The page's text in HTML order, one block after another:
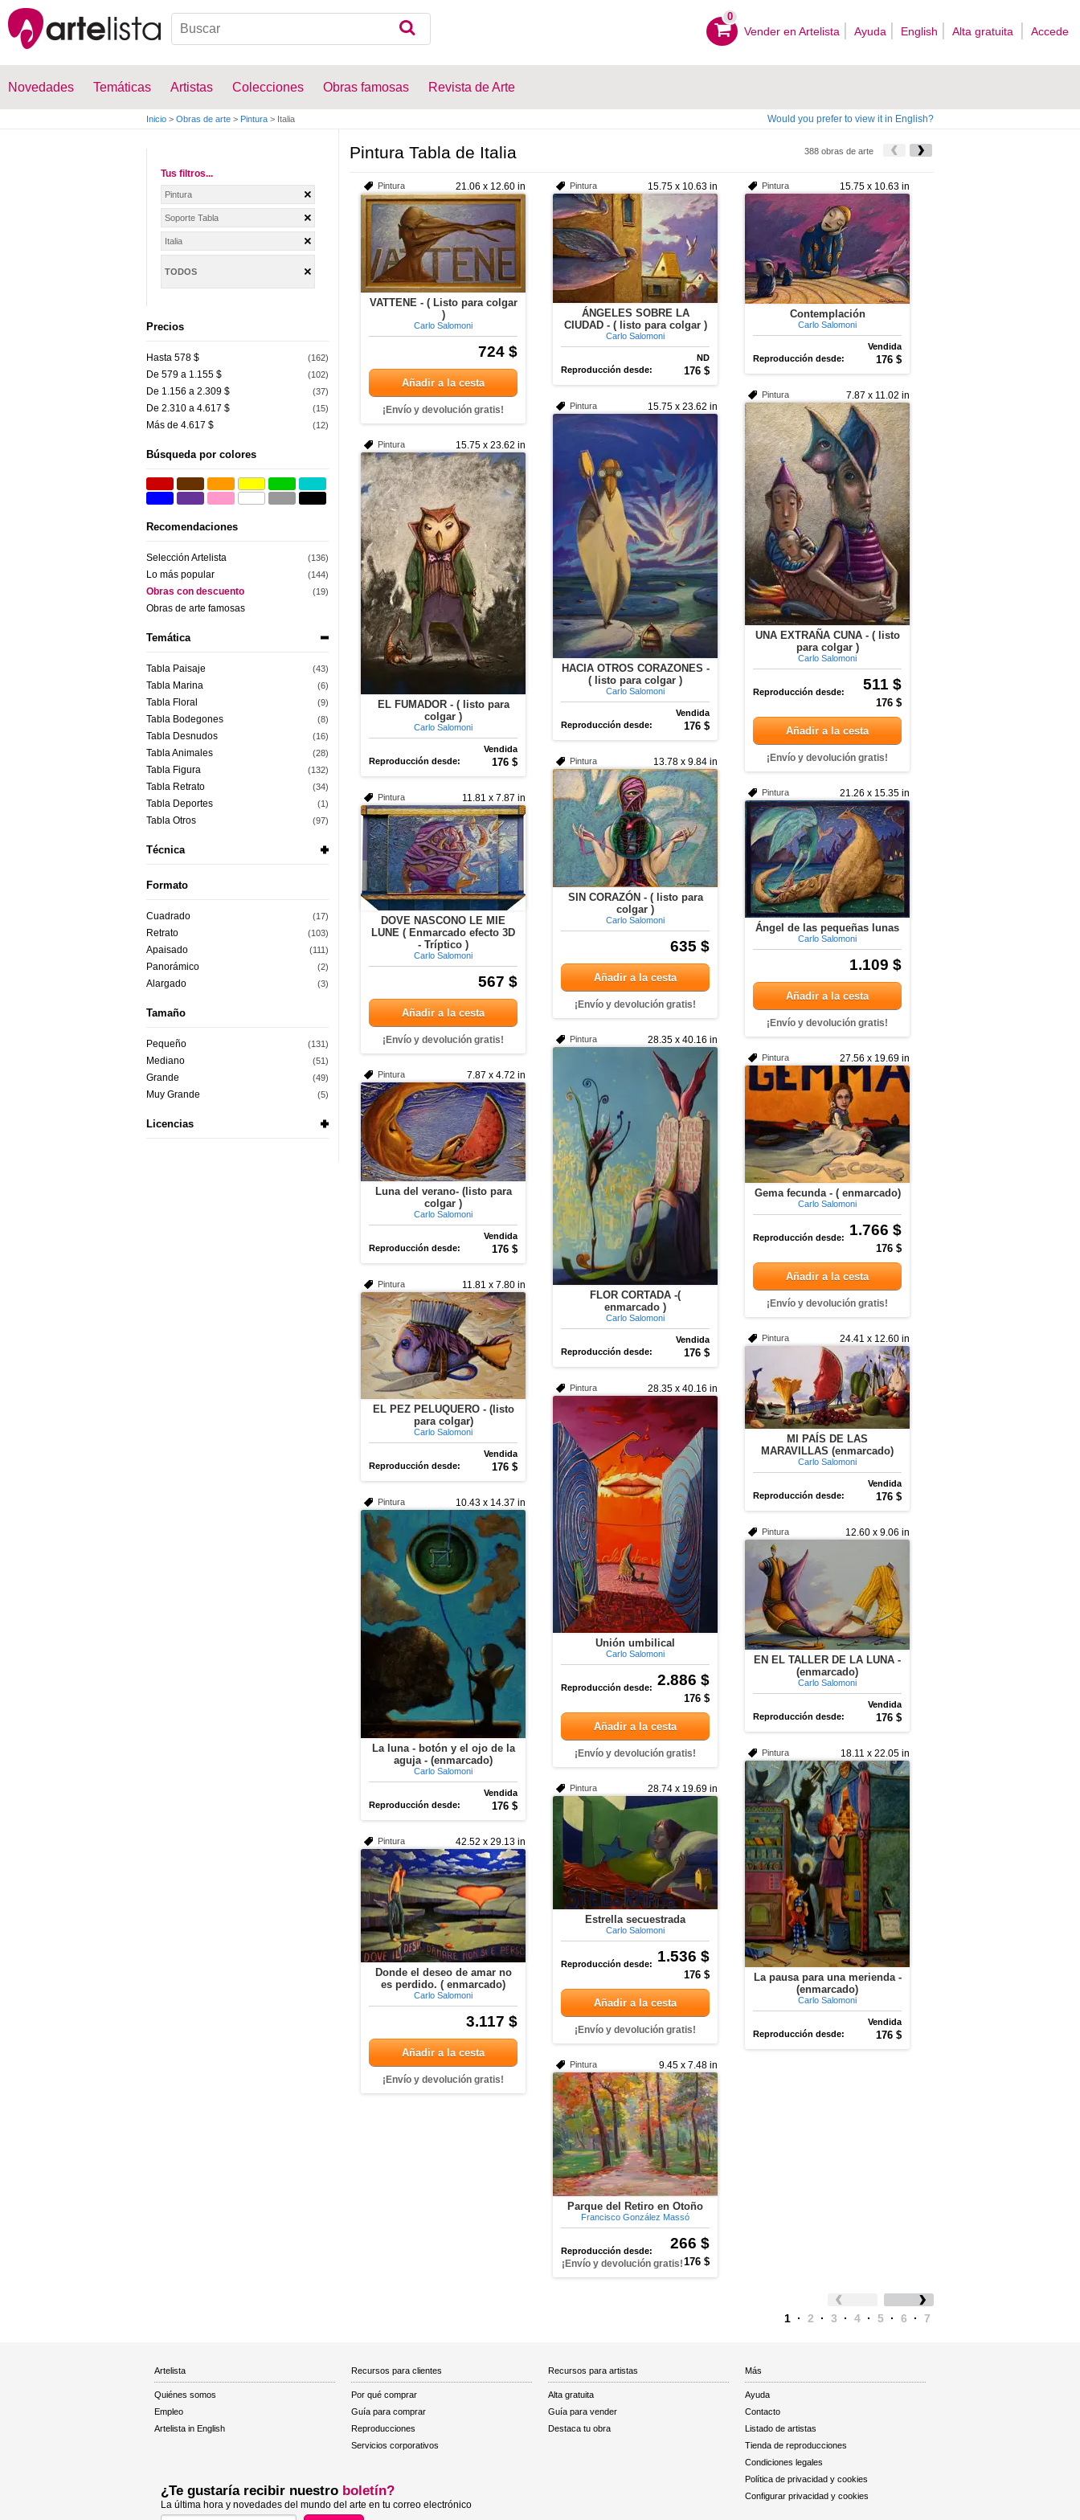
0
Vender en Artelista Ayuda English Alta gratuita Accede
Novedades Temáticas Artistas Colecciones Obras famosas Revista de Arte
Inicio > Obras de arte > Pintura > Italia Would you prefer to view it in English?
Tus filtros...
Pintura
Soporte Tabla
Italia
TODOS
Precios
Hasta 578 $ (162)
De 579 a 1.155 $ (102)
De 1.156 a 2.309 $ (37)
De 2.310 a 4.617 $ (15)
Más de 4.617 $ (12)
Búsqueda por colores
Recomendaciones
Selección Artelista (136)
Lo más popular (144)
Obras con descuento (19)
Obras de arte famosas
Temática
Tabla Paisaje (43)
Tabla Marina (6)
Tabla Floral (9)
Tabla Bodegones (8)
Tabla Desnudos (16)
Tabla Animales (28)
Tabla Figura (132)
Tabla Retrato (34)
Tabla Deportes (1)
Tabla Otros (97)
Técnica
Formato
Cuadrado (17)
Retrato (103)
Apaisado (111)
Panorámico (2)
Alargado (3)
Tamaño
Pequeño (131)
Mediano (51)
Grande (49)
Muy Grande (5)
Licencias
Pintura Tabla de Italia 388 obras de arte
21.06 x 12.60 in
Pintura
VATTENE - ( Listo para colgar
)
Carlo Salomoni
724 $
Añadir a la cesta
¡Envío y devolución gratis!
15.75 x 10.63 in
Pintura
ÁNGELES SOBRE LA
CIUDAD - ( listo para colgar )
Carlo Salomoni
ND
Reproducción desde:
176 $
15.75 x 10.63 in
Pintura
Contemplación
Carlo Salomoni
Vendida
Reproducción desde:
176 $
7.87 x 11.02 in
Pintura
UNA EXTRAÑA CUNA - ( listo
para colgar )
Carlo Salomoni
511 $
Reproducción desde:
176 $
Añadir a la cesta
¡Envío y devolución gratis!
15.75 x 23.62 in
Pintura
HACIA OTROS CORAZONES -
( listo para colgar )
Carlo Salomoni
Vendida
Reproducción desde:
176 $
15.75 x 23.62 in
Pintura
EL FUMADOR - ( listo para
colgar )
Carlo Salomoni
Vendida
Reproducción desde:
176 $ 13.78 x 9.84 in
Pintura
SIN CORAZÓN - ( listo para
colgar )
Carlo Salomoni
635 $
Añadir a la cesta
¡Envío y devolución gratis!
21.26 x 15.35 in
Pintura
Ángel de las pequeñas lunas
Carlo Salomoni
1.109 $
Añadir a la cesta
¡Envío y devolución gratis!
11.81 x 7.87 in
Pintura
DOVE NASCONO LE MIE
LUNE ( Enmarcado efecto 3D
- Tríptico )
Carlo Salomoni
567 $
Añadir a la cesta
¡Envío y devolución gratis! 28.35 x 40.16 in
Pintura
FLOR CORTADA -(
enmarcado )
Carlo Salomoni
Vendida
Reproducción desde:
176 $
27.56 x 19.69 in
Pintura
Gema fecunda - ( enmarcado)
Carlo Salomoni
1.766 $
Reproducción desde:
176 $
Añadir a la cesta
¡Envío y devolución gratis!
7.87 x 4.72 in
Pintura
Luna del verano- (listo para
colgar )
Carlo Salomoni
Vendida
Reproducción desde:
176 $
11.81 x 7.80 in
Pintura
EL PEZ PELUQUERO - (listo
para colgar)
Carlo Salomoni
Vendida
Reproducción desde:
176 $
24.41 x 12.60 in
Pintura
MI PAÍS DE LAS
MARAVILLAS (enmarcado)
Carlo Salomoni
Vendida
Reproducción desde:
176 $
28.35 x 40.16 in
Pintura
Unión umbilical
Carlo Salomoni
2.886 $
Reproducción desde:
176 $
Añadir a la cesta
¡Envío y devolución gratis!
10.43 x 14.37 in
Pintura
La luna - botón y el ojo de la
aguja - (enmarcado)
Carlo Salomoni
Vendida
Reproducción desde:
176 $
12.60 x 9.06 in
Pintura
EN EL TALLER DE LA LUNA -
(enmarcado)
Carlo Salomoni
Vendida
Reproducción desde:
176 $
18.11 x 22.05 in
Pintura
La pausa para una merienda -
(enmarcado)
Carlo Salomoni
Vendida
Reproducción desde:
176 $
28.74 x 19.69 in
Pintura
Estrella secuestrada
Carlo Salomoni
1.536 $
Reproducción desde:
176 $
Añadir a la cesta
¡Envío y devolución gratis!
42.52 x 29.13 in
Pintura
Donde el deseo de amar no
es perdido. ( enmarcado)
Carlo Salomoni
3.117 $
Añadir a la cesta
¡Envío y devolución gratis!
9.45 x 7.48 in
Pintura
Parque del Retiro en Otoño
Francisco González Massó
266 $
Reproducción desde:
176 $
¡Envío y devolución gratis!
1 · 2 · 3 · 4 · 5 · 6 · 7
Artelista
Quiénes somos
Empleo
Artelista in English
Recursos para clientes
Por qué comprar
Guía para comprar
Reproducciones
Servicios corporativos
Recursos para artistas
Alta gratuita
Guía para vender
Destaca tu obra
Más
Ayuda
Contacto
Listado de artistas
Tienda de reproducciones
Condiciones legales
Política de privacidad y cookies
Configurar privacidad y cookies
¿Te gustaría recibir nuestro boletín?
La última hora y novedades del mundo del arte en tu correo electrónico